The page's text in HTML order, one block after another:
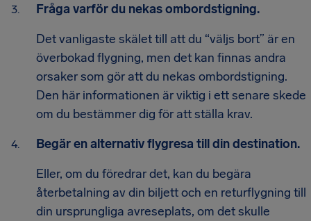
Fråga varför du nekas ombordstigning.
Det vanligaste skälet till att du “väljs bort” är en
överbokad flygning, men det kan finnas andra
orsaker som gör att du nekas ombordstigning.
Den här informationen är viktig i ett senare skede
om du bestämmer dig för att ställa krav.
Begär en alternativ flygresa till din destination.
Eller, om du föredrar det, kan du begära
återbetalning av din biljett och en returflygning till
din ursprungliga avreseplats, om det skulle